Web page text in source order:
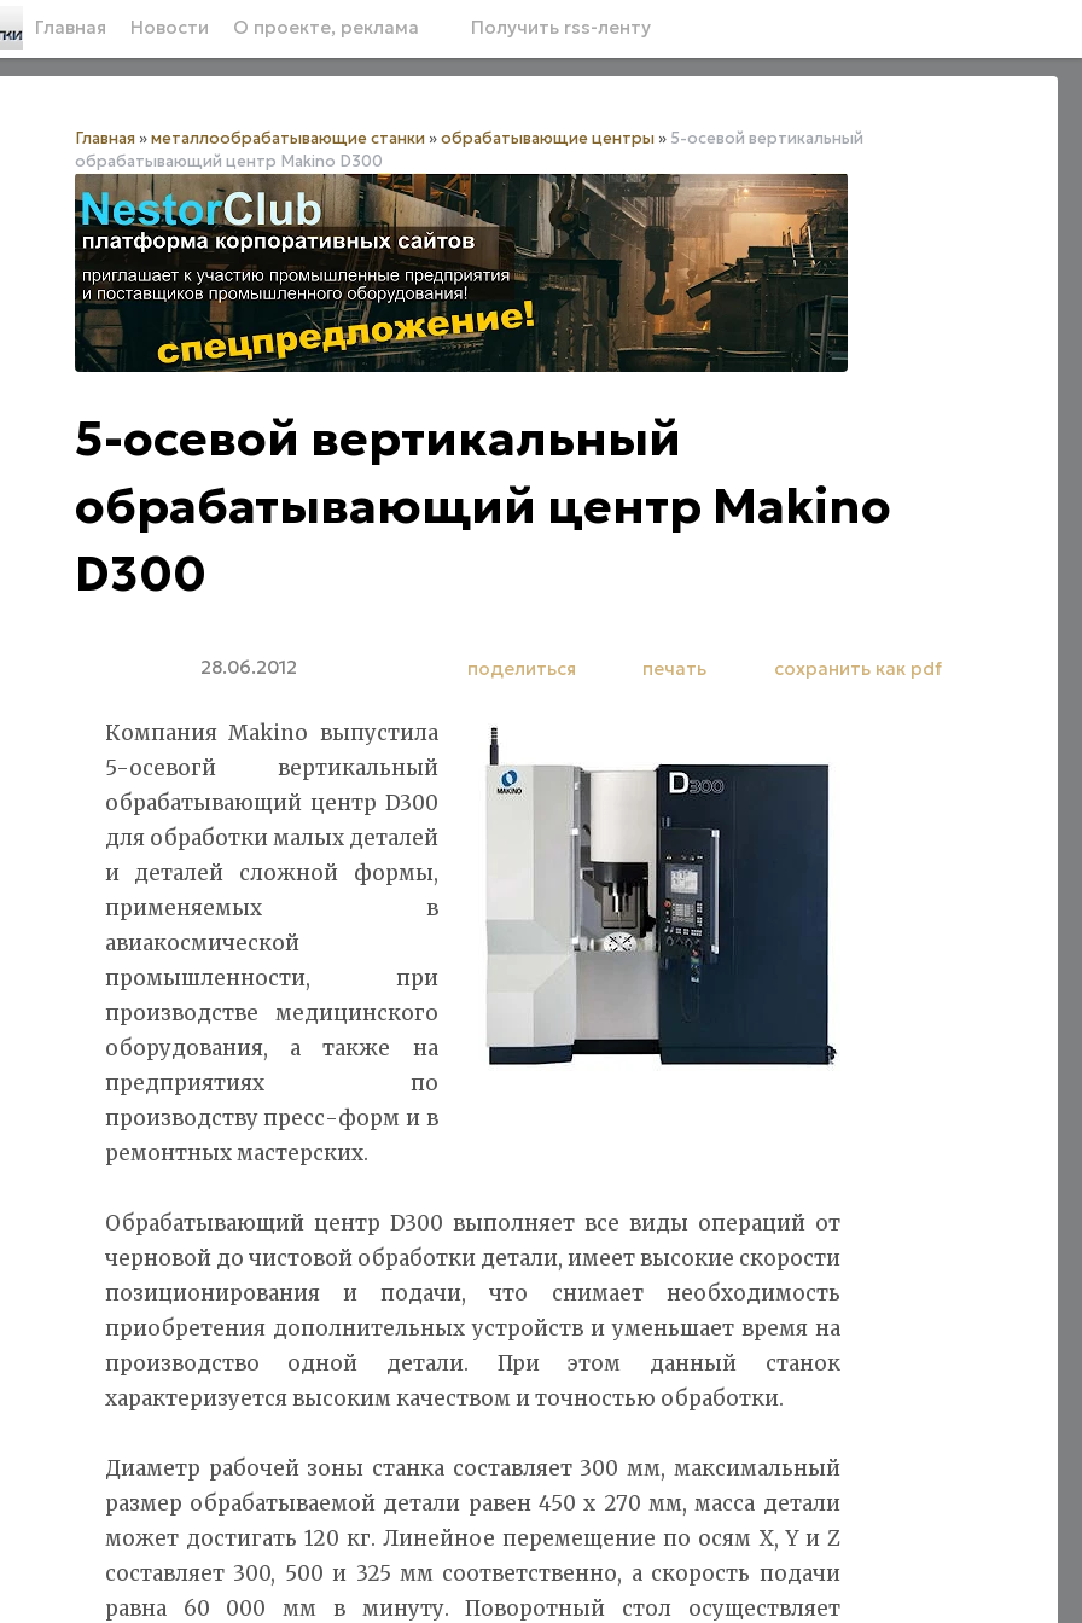
Главная Новости О проекте, реклама Получить rss-ленту
Главная »металлообрабатывающие станки »обрабатывающие центры » 5-осевой вертикальный
обрабатывающий центр Makino D300
5-осевой вертикальный
обрабатывающий центр Makino
D300
28.06.2012 поделиться печать сохранить как pdf
Компания Makino выпустила
5-осевогй вертикальный
обрабатывающий центр D300
для обработки малых деталей
и деталей сложной формы,
применяемых в
авиакосмической
промышленности, при
производстве медицинского
оборудования, а также на
предприятиях по
производству пресс-форм и в
ремонтных мастерских.
Обрабатывающий центр D300 выполняет все виды операций от
черновой до чистовой обработки детали, имеет высокие скорости
позиционирования и подачи, что снимает необходимость
приобретения дополнительных устройств и уменьшает время на
производство одной детали. При этом данный станок
характеризуется высоким качеством и точностью обработки.
Диаметр рабочей зоны станка составляет 300 мм, максимальный
размер обрабатываемой детали равен 450 х 270 мм, масса детали
может достигать 120 кг. Линейное перемещение по осям X, Y и Z
составляет 300, 500 и 325 мм соответственно, а скорость подачи
равна 60 000 мм в минуту. Поворотный стол осуществляет